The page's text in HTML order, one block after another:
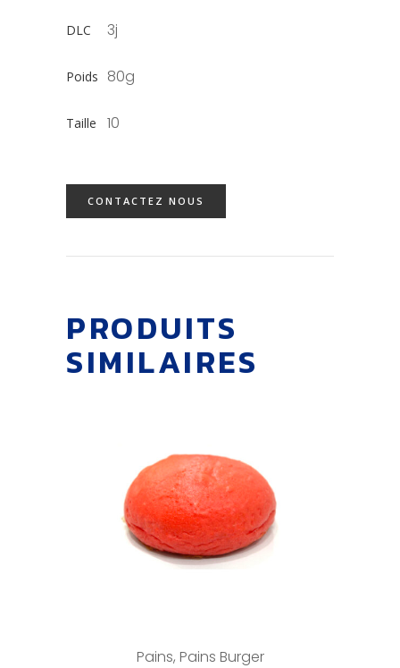
DLC 3j
Poids 80g
Taille 10
CONTACTEZ NOUS
PRODUITS
SIMILAIRES
Pains, Pains Burger